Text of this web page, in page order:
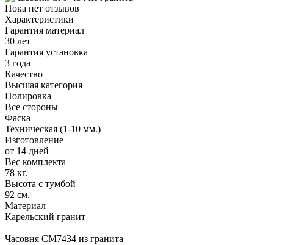
Пока нет отзывов
Характеристики
Гарантия материал
30 лет
Гарантия установка
3 года
Качество
Высшая категория
Полировка
Все стороны
Фаска
Техническая (1-10 мм.)
Изготовление
от 14 дней
Вес комплекта
78 кг.
Высота с тумбой
92 см.
Материал
Карельский гранит
Часовня CM7434 из гранита